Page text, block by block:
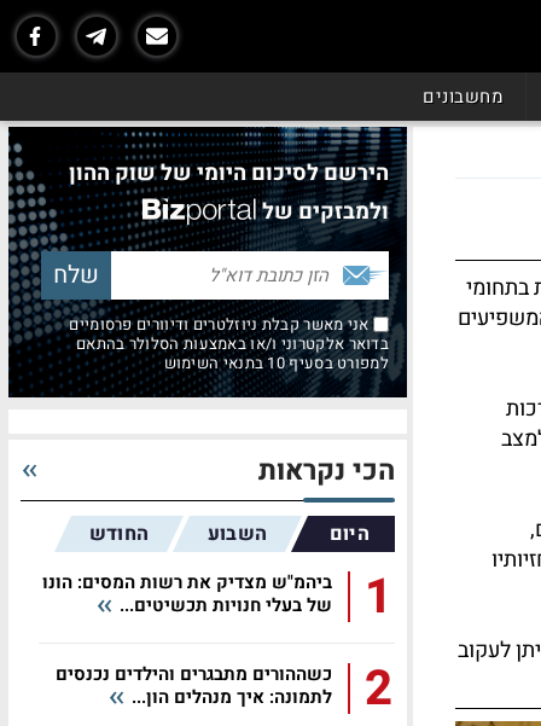
מחשבונים
בתחומי
לעקוב
הירשם לסיכום היומי של שוק ההון
ולמבזקים של
אני מאשר קבלת ניוזלטרים ודיוורים פרסומיים
בדואר אלקטרוני ו/או באמצעות הסלולר בהתאם
למפורט בסעיף 10 בתנאי השימוש
הכי נקראות
היום השבוע החודש
1
ביהמ"ש מצדיק את רשות המסים: הונו
של בעלי חנויות תכשיטים...
2
כשההורים מתבגרים והילדים נכנסים
לתמונה: איך מנהלים הון...